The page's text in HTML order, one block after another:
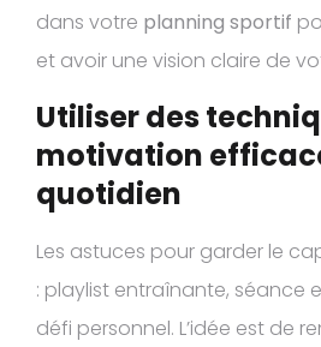
dans votre planning sportif
et avoir une vision claire de
Utiliser des
motivation
quotidien
Les astuces pour garder le
: playlist entraînante, séance
défi personnel. L’idée est de